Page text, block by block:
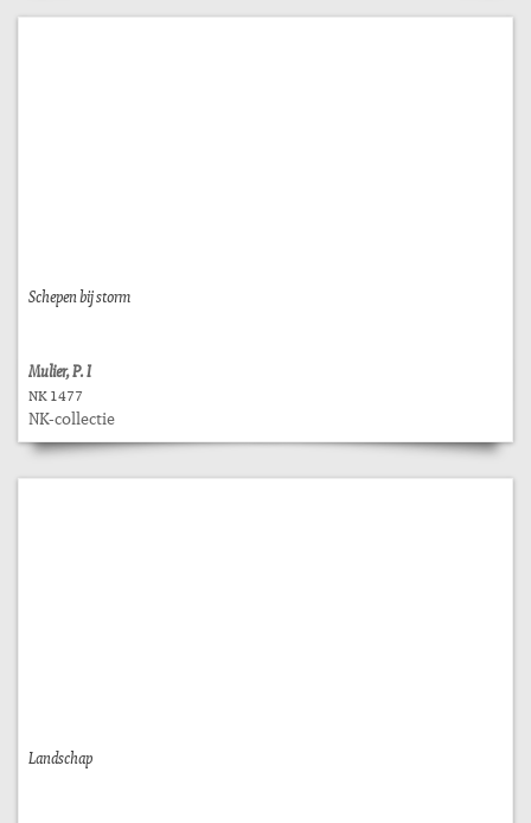
Schepen bij storm
Mulier, P. I
NK 1477
NK-collectie
Landschap